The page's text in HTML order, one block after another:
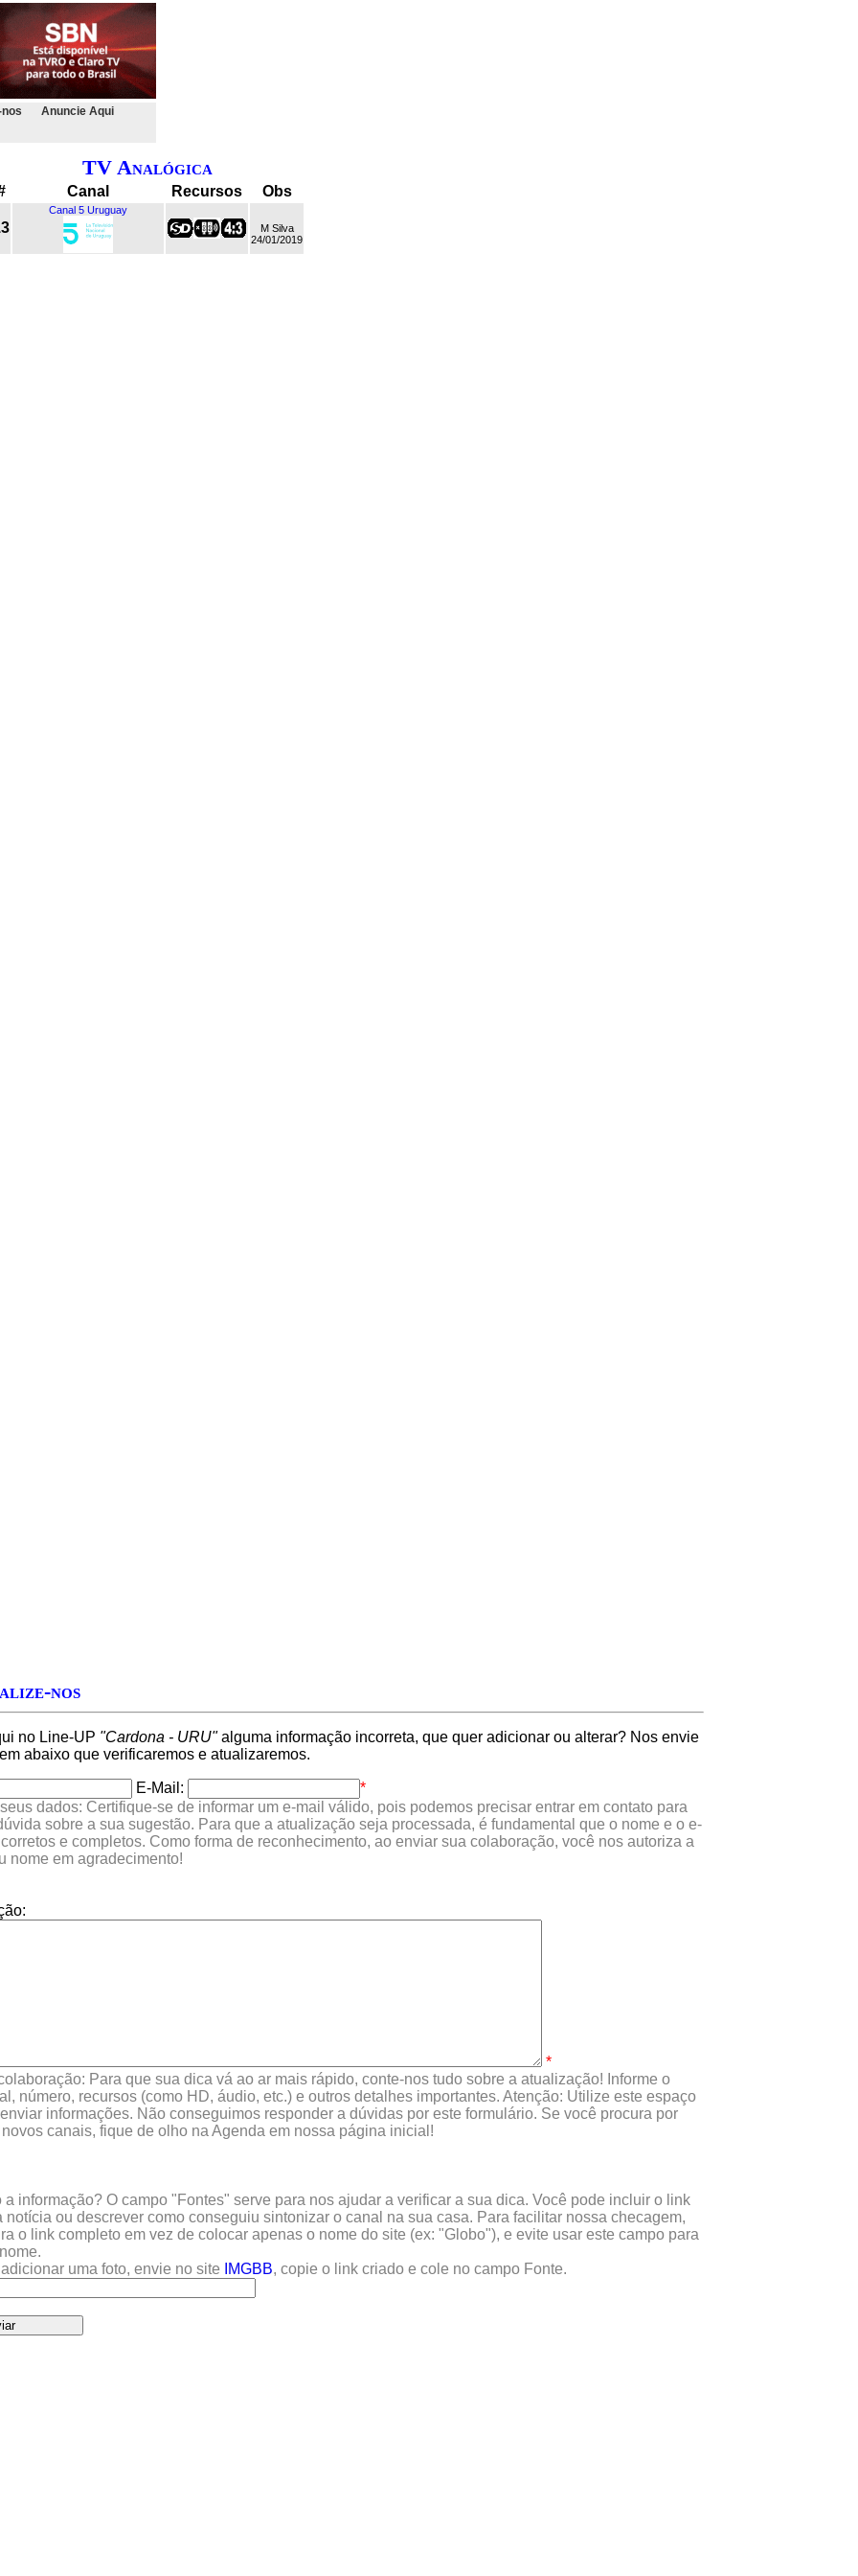
Anuncie Aqui
TV Analógica
Canal Recursos Obs
Canal 5 Uruguay
M Silva
24/01/2019
nos
no Line-UP "Cardona - URU"alguma informação incorreta, que quer adicionar ou alterar? Nos envie
abaixo que verificaremos e atualizaremos.
E-Mail:
*
dados: Certifique-se de informar um e-mail válido, pois podemos precisar entrar em contato para
sobre a sua sugestão. Para que a atualização seja processada, é fundamental que o nome e o e-
e completos. Como forma de reconhecimento, ao enviar sua colaboração, você nos autoriza a
nome em agradecimento!
*
Para que sua dica vá ao ar mais rápido, conte-nos tudo sobre a atualização! Informe o
número, recursos (como HD, áudio, etc.) e outros detalhes importantes. Atenção: Utilize este espaço
informações. Não conseguimos responder a dúvidas por este formulário. Se você procura por
canais, fique de olho na Agenda em nossa página inicial!
a informação? O campo "Fontes" serve para nos ajudar a verificar a sua dica. Você pode incluir o link
notícia ou descrever como conseguiu sintonizar o canal na sua casa. Para facilitar nossa checagem,
o link completo em vez de colocar apenas o nome do site (ex: "Globo"), e evite usar este campo para
uma foto, envie no site
IMGBB, copie o link criado e cole no campo Fonte.